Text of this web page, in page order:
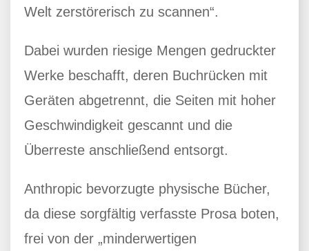
Welt zerstörerisch zu scannen“.
Dabei wurden riesige Mengen gedruckter
Werke beschafft, deren Buchrücken mit
Geräten abgetrennt, die Seiten mit hoher
Geschwindigkeit gescannt und die
Überreste anschließend entsorgt.
Anthropic bevorzugte physische Bücher,
da diese sorgfältig verfasste Prosa boten,
frei von der „minderwertigen